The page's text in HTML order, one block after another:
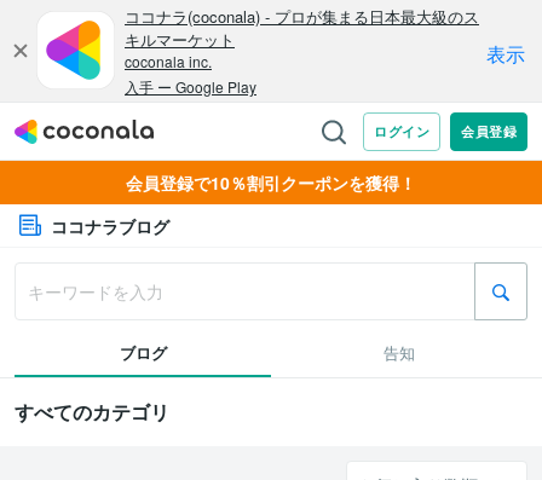
会員登録で10％割引クーポンを獲得！
ココナラブログ
ブログ 告知
すべてのカテゴリ